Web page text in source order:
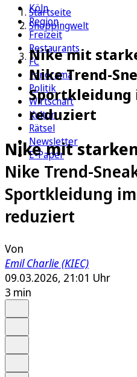
Köln
Region
Freizeit
Restaurants
FC
Panorama
Politik
Wirtschaft
Kultur
Rätsel
Newsletter
E-Paper
Startseite
Shoppingwelt
Nike mit
Nike Trend-
Sportkleidung
reduziert
Nike mit
Nike Trend-
Sportkleidung
reduziert
Von
Emil Charlie (KIEC)
09.03.2026, 21:01 Uhr
3 min